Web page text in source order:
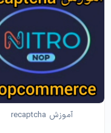
آموزش recaptcha